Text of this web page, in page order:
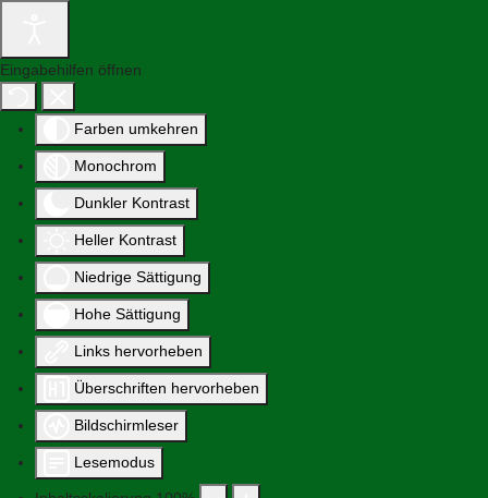
Eingabehilfen öffnen
Farben umkehren
Monochrom
Dunkler Kontrast
Heller Kontrast
Niedrige Sättigung
Hohe Sättigung
Links hervorheben
Überschriften hervorheben
Bildschirmleser
Lesemodus